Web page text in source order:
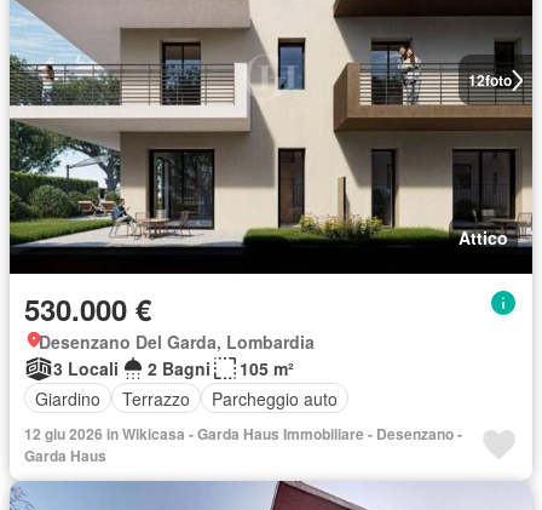
12foto
Attico
530.000 €
Desenzano Del Garda, Lombardia
3 Locali
2 Bagni
105 m²
Giardino
Terrazzo Parcheggio auto
12 giu 2026 in Wikicasa - Garda Haus Immobiliare - Desenzano -
Garda Haus